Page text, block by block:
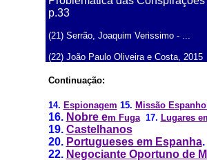
p.33
(21) Serrão, Joaquim Verissimo - ...
(22) João Paulo Oliveira e Costa, 2015
Continuação:
14. Espionagem 15. Missão
16. Nobre em Fuga17. Lugares
19. Castelhanos
20. Portugueses em Espanha.
22. Negociante Oportuno de